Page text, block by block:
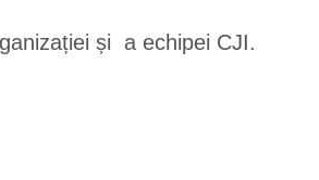
și a echipei CJI.